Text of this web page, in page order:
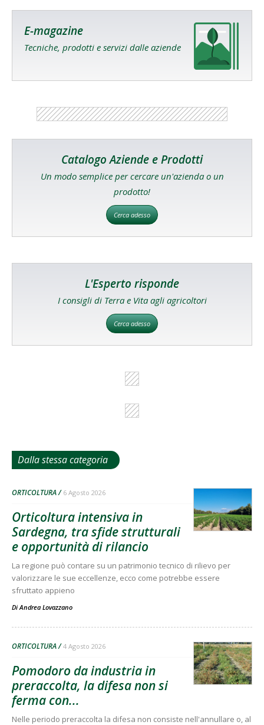
E-magazine
Tecniche, prodotti e servizi dalle aziende
Catalogo Aziende e Prodotti
Un modo semplice per cercare un'azienda o un
prodotto!
Cerca adesso
L'Esperto risponde
I consigli di Terra e Vita agli agricoltori
Cerca adesso
Dalla stessa categoria
ORTICOLTURA 6 Agosto 2026
Orticoltura intensiva in
Sardegna, tra sfide strutturali
e opportunità di rilancio
La regione può contare su un patrimonio tecnico di rilievo per
valorizzare le sue eccellenze, ecco come potrebbe essere
sfruttato appieno
Di Andrea Lovazzano
ORTICOLTURA 4 Agosto 2026
Pomodoro da industria in
preraccolta, la difesa non si
ferma con...
Nelle periodo preraccolta la difesa non consiste nell'annullare o, al